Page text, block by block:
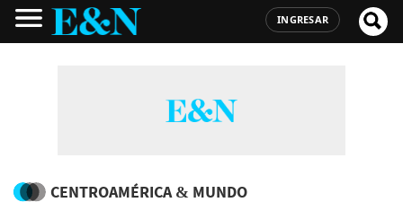
INGRESAR
CENTROAMÉRICA & MUNDO